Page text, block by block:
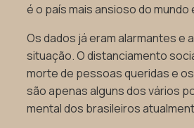
é o país mais ansioso do
Os dados já eram alarmantes e
situação. O distanciamento
morte de pessoas queridas e
são apenas alguns dos vários
mental dos brasileiros